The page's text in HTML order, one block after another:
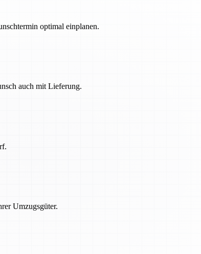
optimal einplanen.
auch mit Lieferung.
Umzugsgüter.